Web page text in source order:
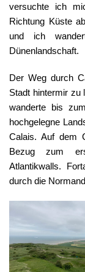
versuchte ich
Richtung Küste
und ich
Dünenlandschaft.
Der Weg durch
Stadt hintermir zu
wanderte bis
hochgelegne
Calais. Auf dem
Bezug zum
Atlantikwalls.
durch die